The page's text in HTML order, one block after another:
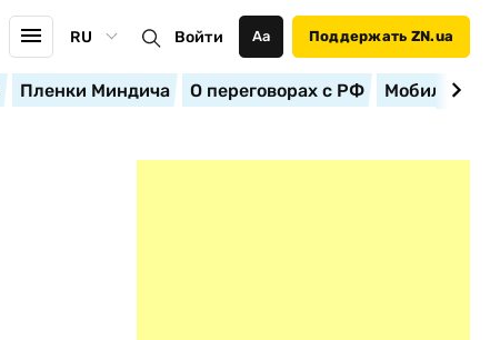
RU Войти Аа Поддержать ZN.ua
Пленки Миндича О переговорах с РФ